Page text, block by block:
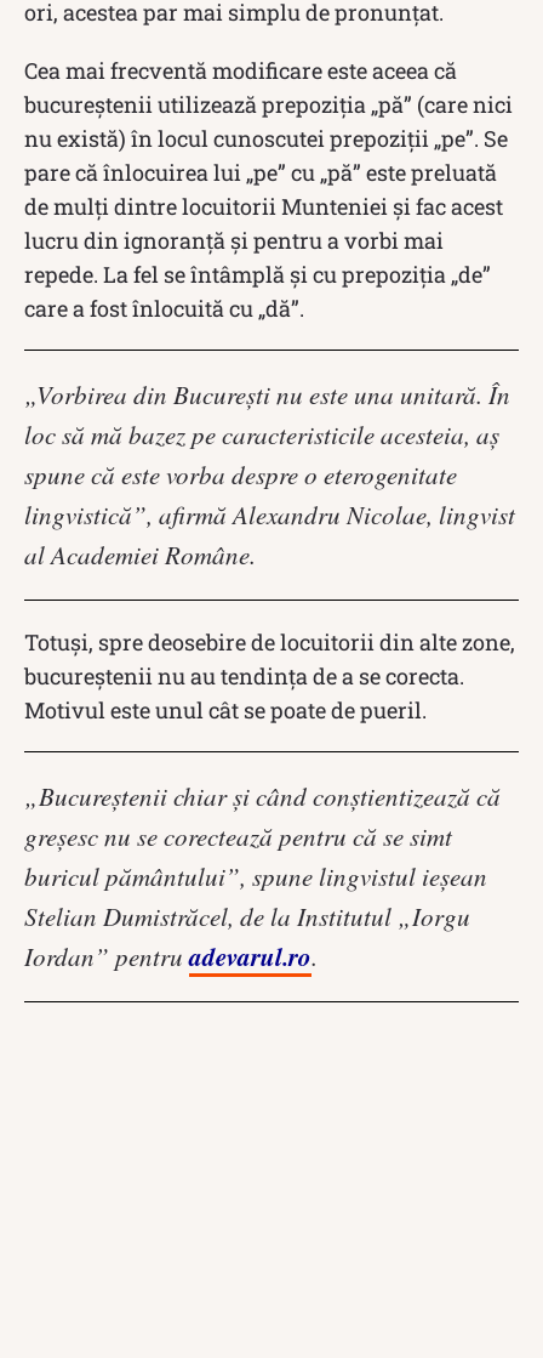
ori, acestea par mai simplu de pronunţat.
Cea mai frecventă modificare este aceea că
bucureștenii utilizează prepoziția „pă” (care nici
nu există) în locul cunoscutei prepoziții „pe”. Se
pare că înlocuirea lui „pe” cu „pă” este preluată
de mulți dintre locuitorii Munteniei și fac acest
lucru din ignoranță și pentru a vorbi mai
repede. La fel se întâmplă și cu prepoziția „de”
care a fost înlocuită cu „dă”.
„Vorbirea din Bucureşti nu este una unitară. În
loc să mă bazez pe caracteristicile acesteia, aş
spune că este vorba despre o eterogenitate
lingvistică”, afirmă Alexandru Nicolae, lingvist
al Academiei Române.
Totuși, spre deosebire de locuitorii din alte zone,
bucureștenii nu au tendința de a se corecta.
Motivul este unul cât se poate de pueril.
„Bucureştenii chiar şi când conştientizează că
greşesc nu se corectează pentru că se simt
buricul pământului”, spune lingvistul ieşean
Stelian Dumistrăcel, de la Institutul „Iorgu
Iordan” pentruadevarul.ro.